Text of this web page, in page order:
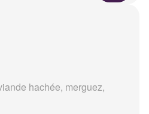
hachée, merguez,